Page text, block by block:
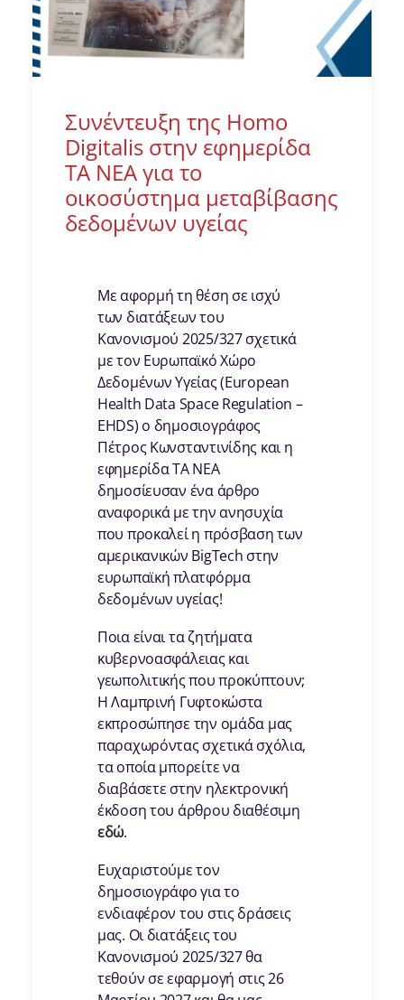
Συνέντευξη της Homo
Digitalis στην εφημερίδα
ΤΑ ΝΕΑ για το
οικοσύστημα μεταβίβασης
δεδομένων υγείας
Με αφορμή τη θέση σε ισχύ
των διατάξεων του
Κανονισμού 2025/327 σχετικά
με τον Ευρωπαϊκό Χώρο
Δεδομένων Υγείας (European
Health Data Space Regulation –
EHDS) o δημοσιογράφος
Πέτρος Κωνσταντινίδης και η
εφημερίδα ΤΑ ΝΕΑ
δημοσίευσαν ένα άρθρο
αναφορικά με την ανησυχία
που προκαλεί η πρόσβαση των
αμερικανικών BigΤech στην
ευρωπαϊκή πλατφόρμα
δεδομένων υγείας!
Ποια είναι τα ζητήματα
κυβερνοασφάλειας και
γεωπολιτικής που προκύπτουν;
Η Λαμπρινή Γυφτοκώστα
εκπροσώπησε την ομάδα μας
παραχωρόντας σχετικά σχόλια,
τα οποία μπορείτε να
διαβάσετε στην ηλεκτρονική
έκδοση του άρθρου διαθέσιμη
εδώ.
Ευχαριστούμε τον
δημοσιογράφο για το
ενδιαφέρον του στις δράσεις
μας. Οι διατάξεις του
Κανονισμού 2025/327 θα
τεθούν σε εφαρμογή στις 26